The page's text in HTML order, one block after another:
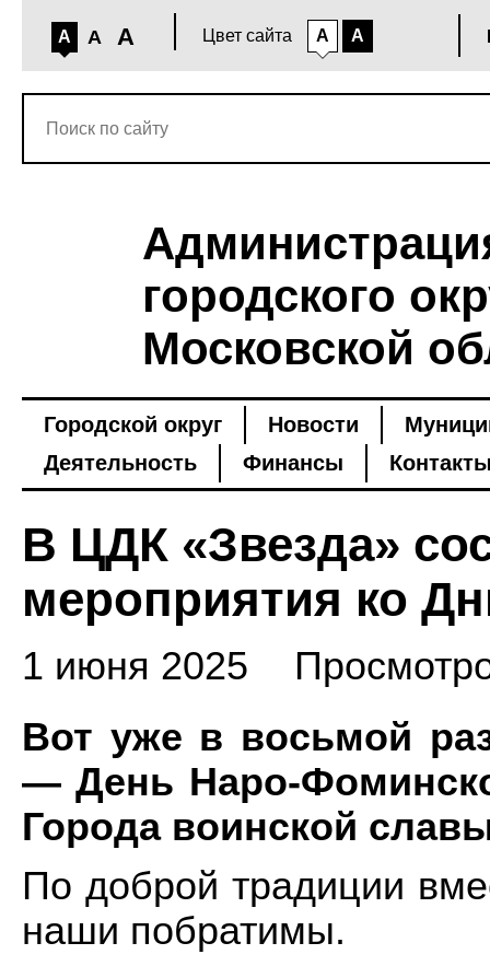
A A A Цвет сайта A A
городского
Московской
Городской округ Новости
Деятельность
Финансы
В ЦДК «Звезда»
мероприятия ко
1 июня 2025
Вот уже в восьмой
— День Наро-
Города воинской
По доброй традиции
наши побратимы.